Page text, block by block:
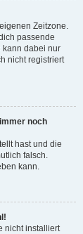
Zeitzone.
passende
kann dabei nur
nicht registriert
noch
hast und die
falsch.
kann.
nicht installiert